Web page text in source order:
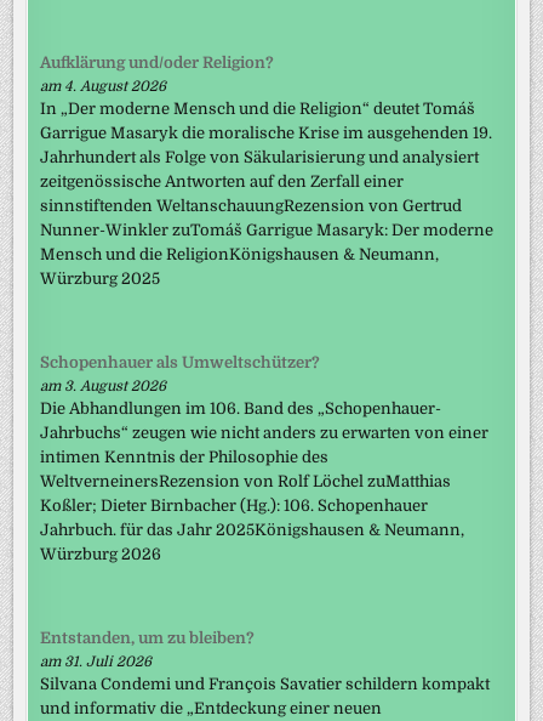
Aufklärung und/oder Religion?
am 4. August 2026
In „Der moderne Mensch und die Religion“ deutet Tomáš
Garrigue Masaryk die moralische Krise im ausgehenden 19.
Jahrhundert als Folge von Säkularisierung und analysiert
zeitgenössische Antworten auf den Zerfall einer
sinnstiftenden WeltanschauungRezension von Gertrud
Nunner-Winkler zuTomáš Garrigue Masaryk: Der moderne
Mensch und die ReligionKönigshausen & Neumann,
Würzburg 2025
Schopenhauer als Umweltschützer?
am 3. August 2026
Die Abhandlungen im 106. Band des „Schopenhauer-
Jahrbuchs“ zeugen wie nicht anders zu erwarten von einer
intimen Kenntnis der Philosophie des
WeltverneinersRezension von Rolf Löchel zuMatthias
Koßler; Dieter Birnbacher (Hg.): 106. Schopenhauer
Jahrbuch. für das Jahr 2025Königshausen & Neumann,
Würzburg 2026
Entstanden, um zu bleiben?
am 31. Juli 2026
Silvana Condemi und François Savatier schildern kompakt
und informativ die „Entdeckung einer neuen